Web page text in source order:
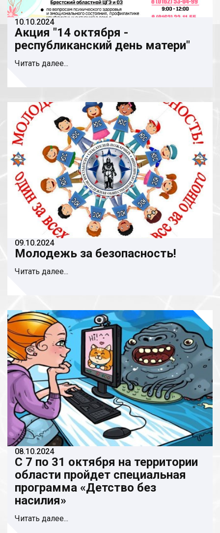
10.10.2024
Акция "14 октября -
республиканский день матери"
Читать далее...
09.10.2024
Молодежь за безопасность!
Читать далее...
08.10.2024
С 7 по 31 октября на территории
области пройдет специальная
программа «Детство без
насилия»
Читать далее...